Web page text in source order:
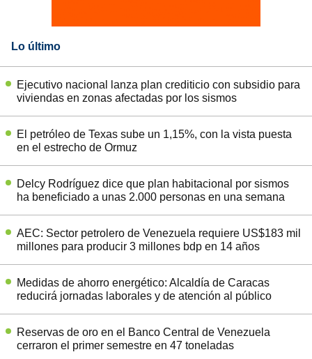
Lo último
Ejecutivo nacional lanza plan crediticio con subsidio para
viviendas en zonas afectadas por los sismos
El petróleo de Texas sube un 1,15%, con la vista puesta
en el estrecho de Ormuz
Delcy Rodríguez dice que plan habitacional por sismos
ha beneficiado a unas 2.000 personas en una semana
AEC: Sector petrolero de Venezuela requiere US$183 mil
millones para producir 3 millones bdp en 14 años
Medidas de ahorro energético: Alcaldía de Caracas
reducirá jornadas laborales y de atención al público
Reservas de oro en el Banco Central de Venezuela
cerraron el primer semestre en 47 toneladas